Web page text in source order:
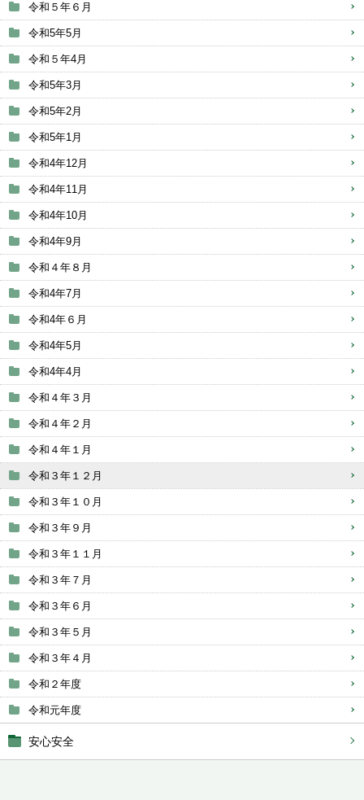
令和５年６月
令和5年5月
令和５年4月
令和5年3月
令和5年2月
令和5年1月
令和4年12月
令和4年11月
令和4年10月
令和4年9月
令和４年８月
令和4年7月
令和4年６月
令和4年5月
令和4年4月
令和４年３月
令和４年２月
令和４年１月
令和３年１２月
令和３年１０月
令和３年９月
令和３年１１月
令和３年７月
令和３年６月
令和３年５月
令和３年４月
令和２年度
令和元年度
安心安全